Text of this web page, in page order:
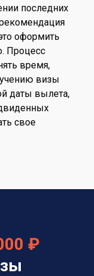
последних
оформить
Процесс
время,
визы
даты вылета,
свое
₽